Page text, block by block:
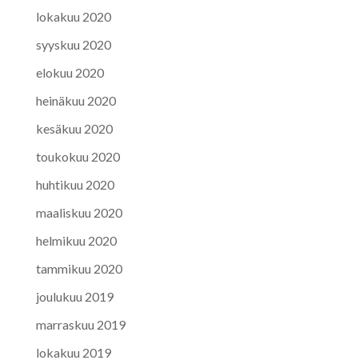
lokakuu 2020
syyskuu 2020
elokuu 2020
heinäkuu 2020
kesäkuu 2020
toukokuu 2020
huhtikuu 2020
maaliskuu 2020
helmikuu 2020
tammikuu 2020
joulukuu 2019
marraskuu 2019
lokakuu 2019